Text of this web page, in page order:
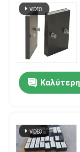
Ποιοτικός
επαφή
Νέα
Κεραμικό